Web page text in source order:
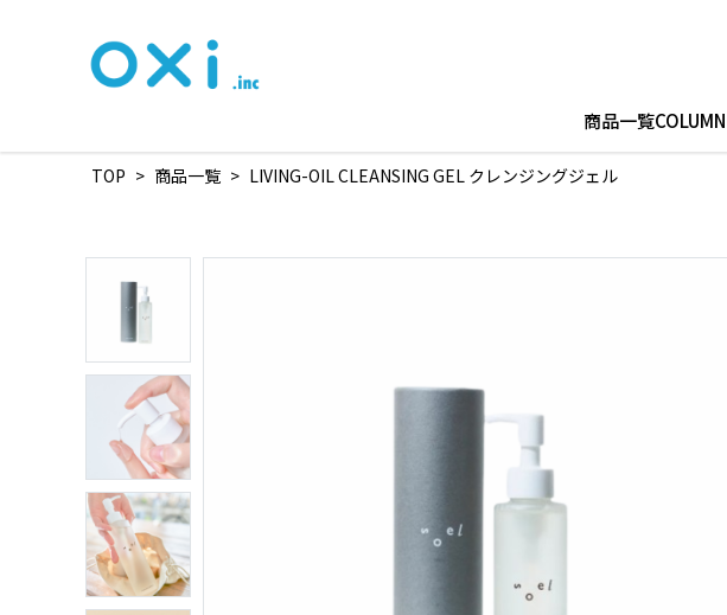
商品一覧COLUMN
TOP > 商品一覧 > LIVING-OIL CLEANSING GEL クレンジングジェル